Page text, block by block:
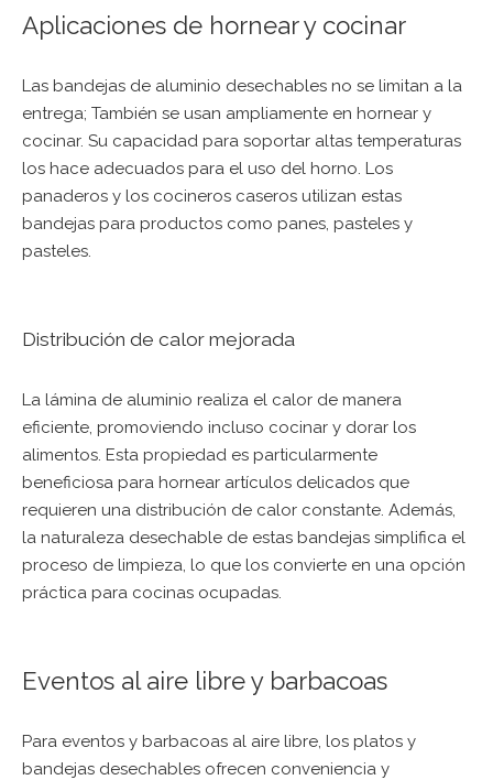
Aplicaciones de hornear y cocinar
Las bandejas de aluminio desechables no se limitan a la
entrega; También se usan ampliamente en hornear y
cocinar. Su capacidad para soportar altas temperaturas
los hace adecuados para el uso del horno. Los
panaderos y los cocineros caseros utilizan estas
bandejas para productos como panes, pasteles y
pasteles.
Distribución de calor mejorada
La lámina de aluminio realiza el calor de manera
eficiente, promoviendo incluso cocinar y dorar los
alimentos. Esta propiedad es particularmente
beneficiosa para hornear artículos delicados que
requieren una distribución de calor constante. Además,
la naturaleza desechable de estas bandejas simplifica el
proceso de limpieza, lo que los convierte en una opción
práctica para cocinas ocupadas.
Eventos al aire libre y barbacoas
Para eventos y barbacoas al aire libre, los platos y
bandejas desechables ofrecen conveniencia y